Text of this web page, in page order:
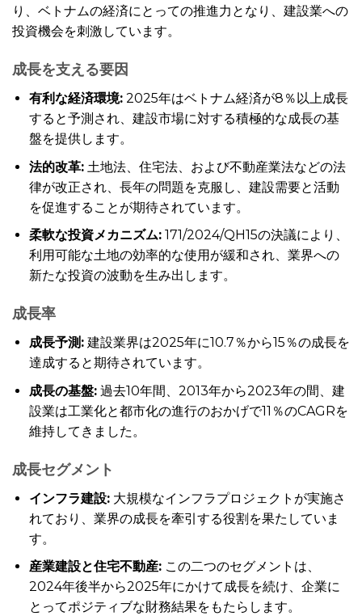
り、ベトナムの経済にとっての推進力となり、建設業への
投資機会を刺激しています。
成長を支える要因
有利な経済環境:2025年はベトナム経済が8％以上成長
すると予測され、建設市場に対する積極的な成長の基
盤を提供します。
法的改革:土地法、住宅法、および不動産業法などの法
律が改正され、長年の問題を克服し、建設需要と活動
を促進することが期待されています。
柔軟な投資メカニズム:171/2024/QH15の決議により、
利用可能な土地の効率的な使用が緩和され、業界への
新たな投資の波動を生み出します。
成長率
成長予測:建設業界は2025年に10.7％から15％の成長を
達成すると期待されています。
成長の基盤:過去10年間、2013年から2023年の間、建
設業は工業化と都市化の進行のおかげで11％のCAGRを
維持してきました。
成長セグメント
インフラ建設:大規模なインフラプロジェクトが実施さ
れており、業界の成長を牽引する役割を果たしていま
す。
産業建設と住宅不動産:この二つのセグメントは、
2024年後半から2025年にかけて成長を続け、企業に
とってポジティブな財務結果をもたらします。